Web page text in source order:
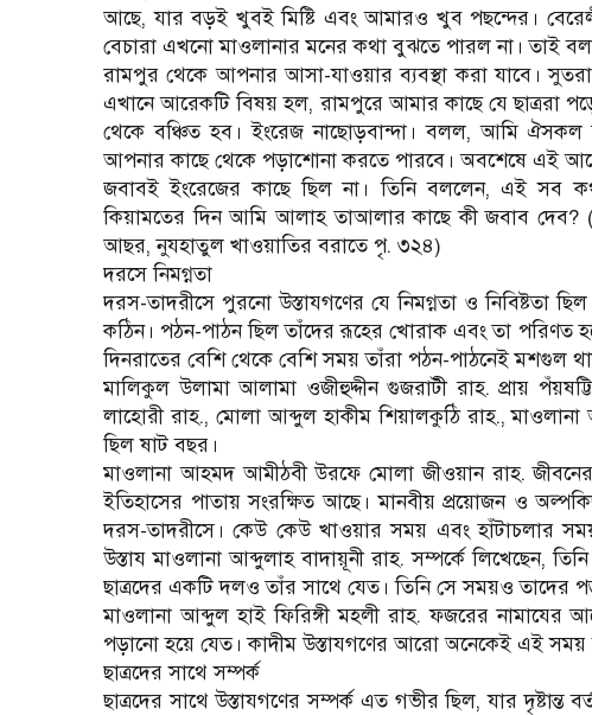
আছে, যার বড়ই খুবই মিষ্টি এবং আমারও খুব পছন্দের।
বেচারা এখনো মাওলানার মনের কথা বুঝতে পারল না। তাই
রামপুর থেকে আপনার আসা-যাওয়ার ব্যবস্থা করা যাবে।
এখানে আরেকটি বিষয় হল, রামপুরে আমার কাছে যে ছাত্ররা
থেকে বঞ্চিত হব। ইংরেজ নাছোড়বান্দা। বলল, আমি ঐসকল
আপনার কাছে থেকে পড়াশোনা করতে পারবে। অবশেষে এই
জবাবই ইংরেজের কাছে ছিল না। তিনি বললেন, এই সব কথা
কিয়ামতের দিন আমি আলাহ তাআলার কাছে কী জবাব
আছর, নুযহাতুল খাওয়াতির বরাতে পৃ. ৩২৪)
দরসে নিমগ্নতা
দরস-তাদরীসে পুরনো উস্তাযগণের যে নিমগ্নতা ও নিবিষ্টতা
কঠিন। পঠন-পাঠন ছিল তাঁদের রূহের খোরাক এবং তা পরিণত
দিনরাতের বেশি থেকে বেশি সময় তাঁরা পঠন-পাঠনেই মশগুল
মালিকুল উলামা আলামা ওজীহুদ্দীন গুজরাটী রাহ. প্রায়
লাহোরী রাহ., মোলা আব্দুল হাকীম শিয়ালকুঠি রাহ.,
ছিল ষাট বছর।
মাওলানা আহমদ আমীঠবী উরফে মোলা জীওয়ান রাহ.
ইতিহাসের পাতায় সংরক্ষিত আছে। মানবীয় প্রয়োজন ও
দরস-তাদরীসে। কেউ কেউ খাওয়ার সময় এবং হাঁটাচলার
উস্তায মাওলানা আব্দুলাহ বাদায়ূনী রাহ. সম্পর্কে লিখেছেন,
ছাত্রদের একটি দলও তাঁর সাথে যেত। তিনি সে সময়ও তাদের
মাওলানা আব্দুল হাই ফিরিঙ্গী মহলী রাহ. ফজরের
পড়ানো হয়ে যেত। কাদীম উস্তাযগণের আরো অনেকেই এই
ছাত্রদের সাথে সম্পর্ক
ছাত্রদের সাথে উস্তাযগণের সম্পর্ক এত গভীর ছিল, যার দৃষ্টান্ত